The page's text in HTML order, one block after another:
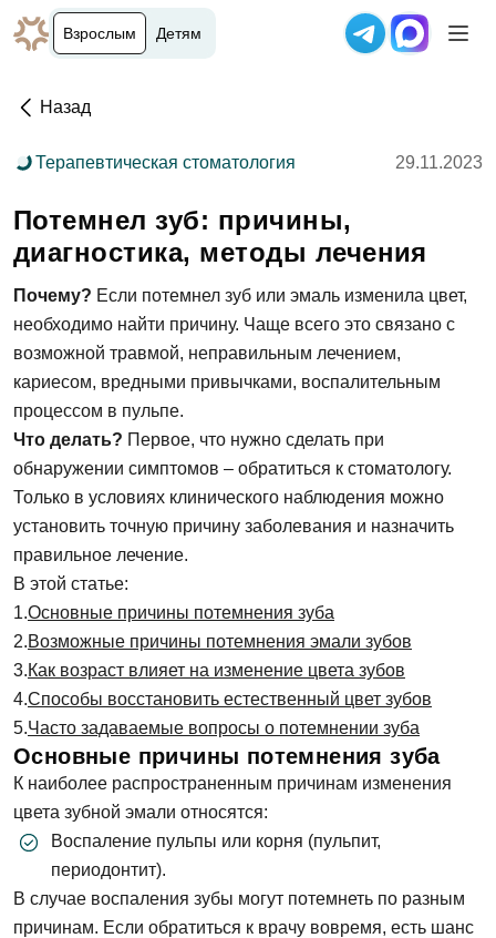
Взрослым Детям
Назад
Терапевтическая стоматология 29.11.2023
Потемнел зуб: причины,
диагностика, методы лечения
Почему? Если потемнел зуб или эмаль изменила цвет,
необходимо найти причину. Чаще всего это связано с
возможной травмой, неправильным лечением,
кариесом, вредными привычками, воспалительным
процессом в пульпе.
Что делать? Первое, что нужно сделать при
обнаружении симптомов – обратиться к стоматологу.
Только в условиях клинического наблюдения можно
установить точную причину заболевания и назначить
правильное лечение.
В этой статье:
Основные причины потемнения зуба
Возможные причины потемнения эмали зубов
Как возраст влияет на изменение цвета зубов
Способы восстановить естественный цвет зубов
Часто задаваемые вопросы о потемнении зуба
Основные причины потемнения зуба
К наиболее распространенным причинам изменения
цвета зубной эмали относятся:
Воспаление пульпы или корня (пульпит,
периодонтит).
В случае воспаления зубы могут потемнеть по разным
причинам. Если обратиться к врачу вовремя, есть шанс